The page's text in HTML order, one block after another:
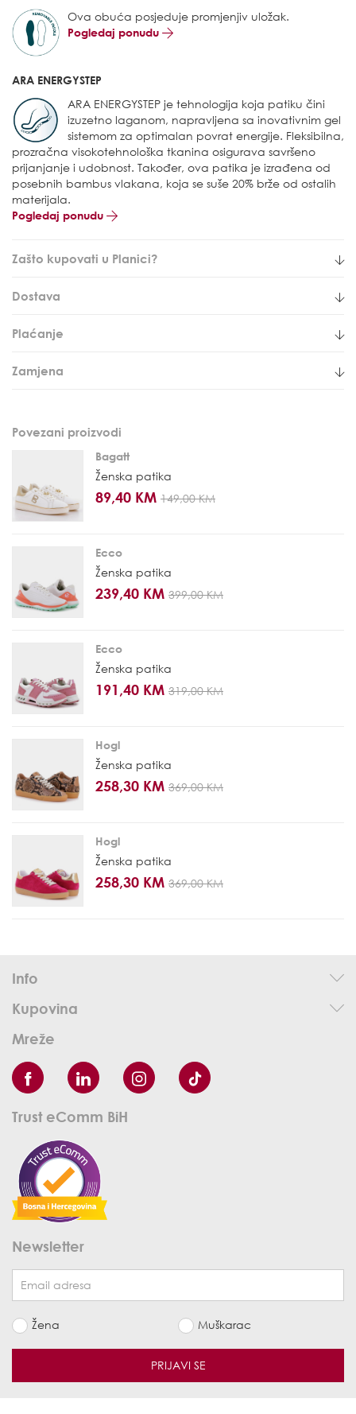
Ova obuća posjeduje promjenjiv uložak.
Pogledaj ponudu
ARA ENERGYSTEP
ARA ENERGYSTEP je tehnologija koja patiku čini
izuzetno laganom, napravljena sa inovativnim gel
sistemom za optimalan povrat energije. Fleksibilna,
prozračna visokotehnološka tkanina osigurava savršeno
prijanjanje i udobnost. Također, ova patika je izrađena od
posebnih bambus vlakana, koja se suše 20% brže od ostalih
materijala.
Pogledaj ponudu
Zašto kupovati u Planici?
Dostava
Plaćanje
Zamjena
Povezani proizvodi
Bagatt
Ženska patika
89,40 KM 149,00 KM
Ecco
Ženska patika
239,40 KM 399,00 KM
Ecco
Ženska patika
191,40 KM 319,00 KM
Hogl
Ženska patika
258,30 KM 369,00 KM
Hogl
Ženska patika
258,30 KM 369,00 KM
Info
Kupovina
Mreže
Trust eComm BiH
Newsletter
Žena Muškarac
PRIJAVI SE